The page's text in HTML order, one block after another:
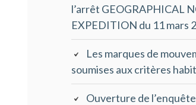
l’arrêt GEOGRAPHICAL
EXPEDITION du 11 mars
Les marques de
soumises aux critères
Ouverture de